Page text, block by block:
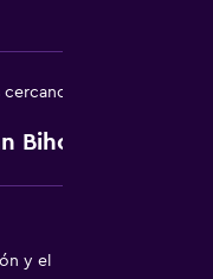
Bihoue
y el